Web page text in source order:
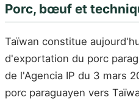
Porc, bœuf et
Taïwan constitue
d'exportation du porc
de l'Agencia IP du 3 mars
porc paraguayen vers